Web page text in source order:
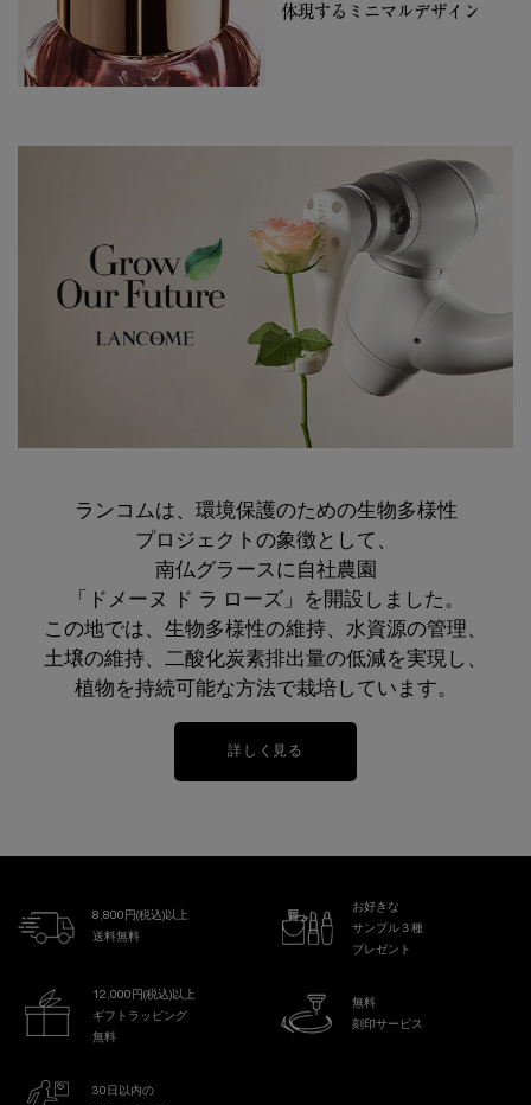
体現するミニマルデザイン
ランコムは、環境保護のための生物多様性
プロジェクトの象徴として、
南仏グラースに自社農園
「ドメーヌ ド ラ ローズ」を開設しました。
この地では、生物多様性の維持、水資源の管理、
土壌の維持、 二酸化炭素排出量の低減を実現し、
植物を持続可能な方法で栽培しています。
詳しく見る
8,800円(税込)以上
送料無料
お好きな
サンプル３種
プレゼント
12,000円(税込)以上
ギフトラッピング
無料
無料
刻印サービス
30日以内の